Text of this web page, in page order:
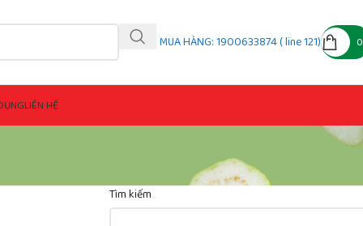
MUA HÀNG: 1900633874 ( line 121)
LIÊN HỆ
Tìm kiếm